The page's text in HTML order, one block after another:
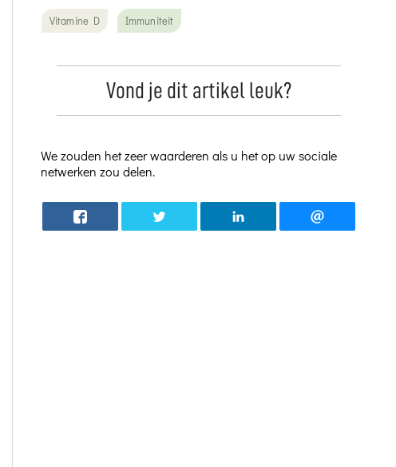
Vitamine D Immuniteit
Vond je dit artikel leuk?
We zouden het zeer waarderen als u het op uw sociale
netwerken zou delen.